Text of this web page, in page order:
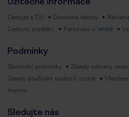
Cestujte s TUI Dovolená letecky
Cestovní pojištění
Parkování u letiště
Podmínky
Obchodní podmínky
Zásady ochrany
Zásady používání souborů cookie
Imprint
Sledujte nás